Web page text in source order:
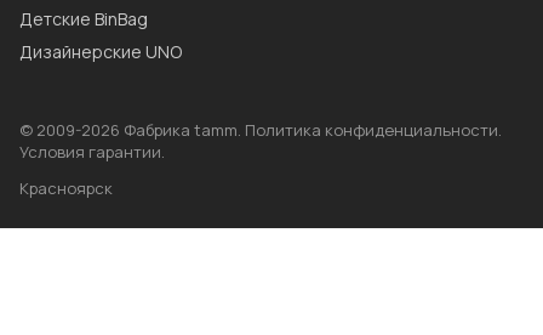
Детские BinBag
Дизайнерские UNO
© 2009-2026 Фабрика tamm. Политика конфиденциальности.
Условия гарантии.
Красноярск